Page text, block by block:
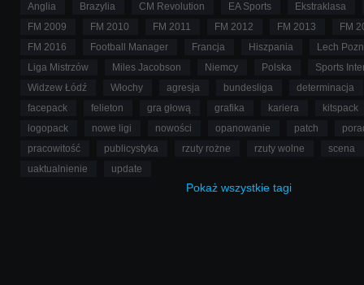
Anglia Brazylia CM Revolution EA Sports
Ekstraklasa
FM 2009
FM 2010 FM 2011 FM 2012 FM 2013
FM
FM 2016
Football Manager Francja Hiszpania
Lech
Liga Mistrzów
Miles Jacobson Niemcy Polska
Sports
Widzew Łódź
Włochy agresja bundesliga
determinacja
facepack
felieton gra głową grafika kariera
kitspack
logopack
nowe ligi nowości opanowanie patch
pracowitość
publicystyka rzuty rożne rzuty wolne
scena
uaktualnienie
update
Pokaż wszystkie tagi